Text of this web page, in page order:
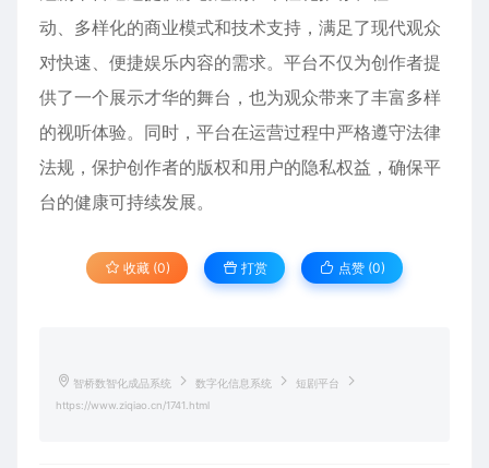
动、多样化的商业模式和技术支持，满足了现代观众
对快速、便捷娱乐内容的需求。平台不仅为创作者提
供了一个展示才华的舞台，也为观众带来了丰富多样
的视听体验。同时，平台在运营过程中严格遵守法律
法规，保护创作者的版权和用户的隐私权益，确保平
台的健康可持续发展。
收藏 (0) 打赏 点赞 (0)
智桥数智化成品系统 数字化信息系统
短剧平台
https://www.ziqiao.cn/1741.html